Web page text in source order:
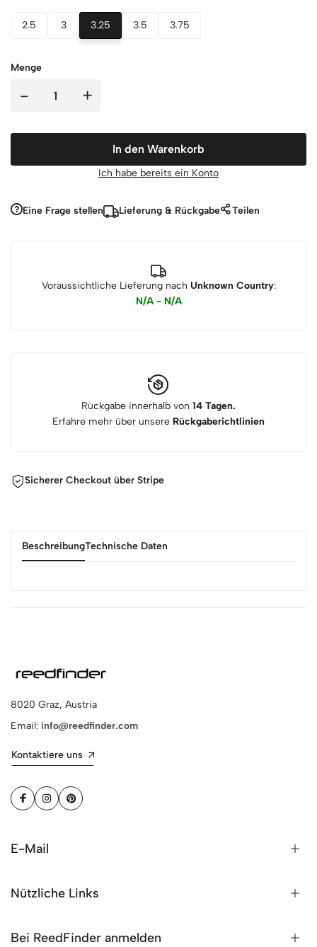
2.5 3 3.25 3.5 3.75
Menge
- +
In den Warenkorb
Ich habe bereits ein Konto
Eine Frage stellen Lieferung & Rückgabe Teilen
Voraussichtliche Lieferung nach Unknown Country:
N/A - N/A
Rückgabe innerhalb von 14 Tagen.
Erfahre mehr über unsere Rückgaberichtlinien
Sicherer Checkout über Stripe
BeschreibungTechnische Daten
8020 Graz, Austria
Email: info@reedfinder.com
Kontaktiere uns
E-Mail
Nützliche Links
Bei ReedFinder anmelden